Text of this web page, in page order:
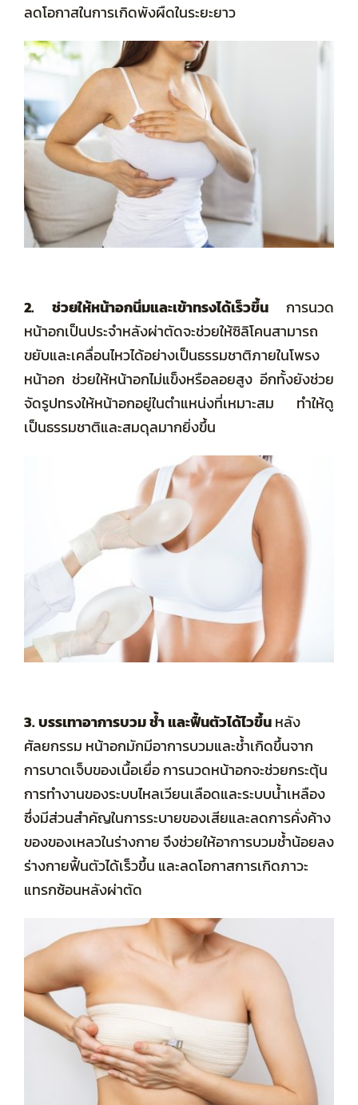
ลดโอกาสในการเกิดพังผืดในระยะยาว
2. ช่วยให้หน้าอกนิ่มและเข้าทรงได้เร็วขึ้น
การนวด
หน้าอกเป็นประจำหลังผ่าตัดจะช่วยให้ซิลิโคนสามารถ
ขยับและเคลื่อนไหวได้อย่างเป็นธรรมชาติภายในโพรง
หน้าอก ช่วยให้หน้าอกไม่แข็งหรือลอยสูง อีกทั้งยังช่วย
จัดรูปทรงให้หน้าอกอยู่ในตำแหน่งที่เหมาะสม ทำให้ดู
เป็นธรรมชาติและสมดุลมากยิ่งขึ้น
3. บรรเทาอาการบวม ช้ำ และฟื้นตัวได้ไวขึ้นหลัง
ศัลยกรรม หน้าอกมักมีอาการบวมและช้ำเกิดขึ้นจาก
การบาดเจ็บของเนื้อเยื่อ การนวดหน้าอกจะช่วยกระตุ้น
การทำงานของระบบไหลเวียนเลือดและระบบน้ำเหลือง
ซึ่งมีส่วนสำคัญในการระบายของเสียและลดการคั่งค้าง
ของของเหลวในร่างกาย จึงช่วยให้อาการบวมช้ำน้อยลง
ร่างกายฟื้นตัวได้เร็วขึ้น และลดโอกาสการเกิดภาวะ
แทรกซ้อนหลังผ่าตัด